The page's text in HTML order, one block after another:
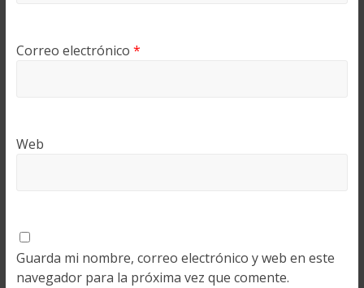
Correo electrónico *
Web
Guarda mi nombre, correo electrónico y web en este
navegador para la próxima vez que comente.